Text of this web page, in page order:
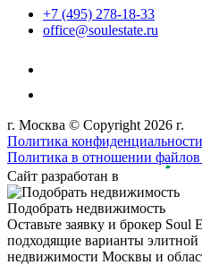
+7 (495) 278-18-33
office@soulestate.ru
г. Москва © Copyright 2026 г.
Политика конфиденциальности
Политика в отношении файлов
Сайт разработан в
Подобрать недвижимость
Оставьте заявку и брокер Soul
подходящие варианты
недвижимости Москвы и